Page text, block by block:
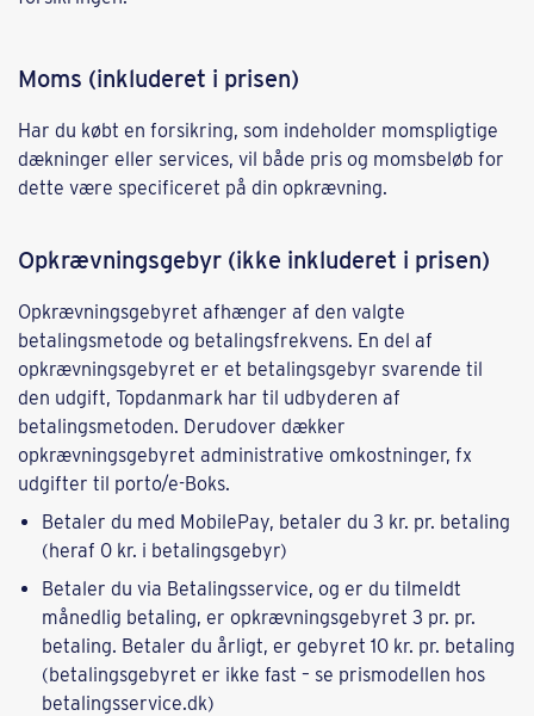
Moms (inkluderet i prisen)
Har du købt en forsikring, som indeholder momspligtige
dækninger eller services, vil både pris og momsbeløb for
dette være specificeret på din opkrævning.
Opkrævningsgebyr (ikke inkluderet i prisen)
Opkrævningsgebyret afhænger af den valgte
betalingsmetode og betalingsfrekvens. En del af
opkrævningsgebyret er et betalingsgebyr svarende til
den udgift, Topdanmark har til udbyderen af
betalingsmetoden. Derudover dækker
opkrævningsgebyret administrative omkostninger, fx
udgifter til porto/e-Boks.
Betaler du med MobilePay, betaler du 3 kr. pr. betaling
(heraf 0 kr. i betalingsgebyr)
Betaler du via Betalingsservice, og er du tilmeldt
månedlig betaling, er opkrævningsgebyret 3 pr. pr.
betaling. Betaler du årligt, er gebyret 10 kr. pr. betaling
(betalingsgebyret er ikke fast – se prismodellen hos
betalingsservice.dk)